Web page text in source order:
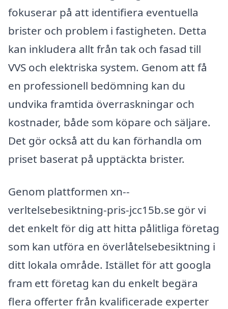
fokuserar på att identifiera eventuella
brister och problem i fastigheten. Detta
kan inkludera allt från tak och fasad till
VVS och elektriska system. Genom att få
en professionell bedömning kan du
undvika framtida överraskningar och
kostnader, både som köpare och säljare.
Det gör också att du kan förhandla om
priset baserat på upptäckta brister.
Genom plattformen xn--
verltelsebesiktning-pris-jcc15b.se gör vi
det enkelt för dig att hitta pålitliga företag
som kan utföra en överlåtelsebesiktning i
ditt lokala område. Istället för att googla
fram ett företag kan du enkelt begära
flera offerter från kvalificerade experter